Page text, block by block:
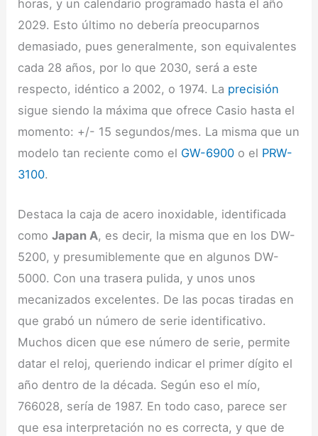
horas, y un calendario programado hasta el año
2029. Esto último no debería preocuparnos
demasiado, pues generalmente, son equivalentes
cada 28 años, por lo que 2030, será a este
respecto, idéntico a 2002, o 1974. La precisión
sigue siendo la máxima que ofrece Casio hasta el
momento: +/- 15 segundos/mes. La misma que un
modelo tan reciente como el GW-6900 o el PRW-
3100.
Destaca la caja de acero inoxidable, identificada
comoJapan A, es decir, la misma que en los DW-
5200, y presumiblemente que en algunos DW-
5000. Con una trasera pulida, y unos unos
mecanizados excelentes. De las pocas tiradas en
que grabó un número de serie identificativo.
Muchos dicen que ese número de serie, permite
datar el reloj, queriendo indicar el primer dígito el
año dentro de la década. Según eso el mío,
766028, sería de 1987. En todo caso, parece ser
que esa interpretación no es correcta, y que de